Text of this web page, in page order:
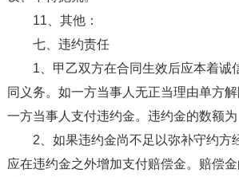
11、其他：
七、违约责任
1、甲乙双方在合同生效后应本着诚
同义务。如一方当事人无正当理由单方
一方当事人支付违约金。违约金的数额为
2、如果违约金尚不足以弥补守约方
应在违约金之外增加支付赔偿金。赔偿